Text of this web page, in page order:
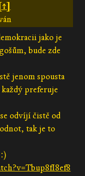
[↑]
jako je
bude zde
jenom spousta
preferuje
odvíjí čistě od
tak je to